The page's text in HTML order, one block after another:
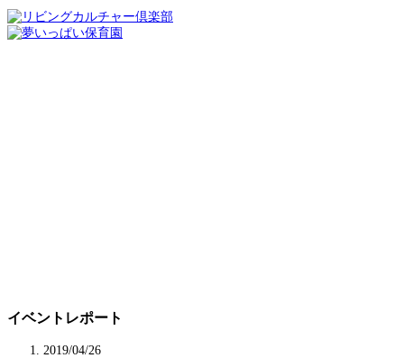
イベントレポート
2019/04/26